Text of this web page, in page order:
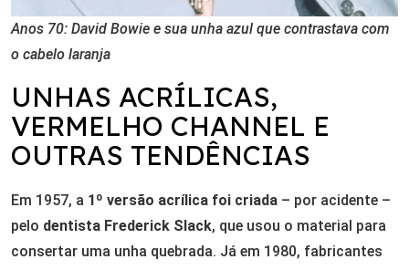
Anos 70: David Bowie e sua unha azul que contrastava com
o cabelo laranja
UNHAS ACRÍLICAS,
VERMELHO CHANNEL E
OUTRAS TENDÊNCIAS
Em 1957, a 1º versão acrílica foi criada – por acidente –
pelo dentista Frederick Slack, que usou o material para
consertar uma unha quebrada. Já em 1980, fabricantes